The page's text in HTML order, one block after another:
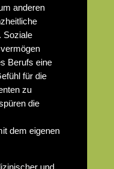
anderen
Soziale
Berufs eine
für die
zu
die
dem eigenen
und